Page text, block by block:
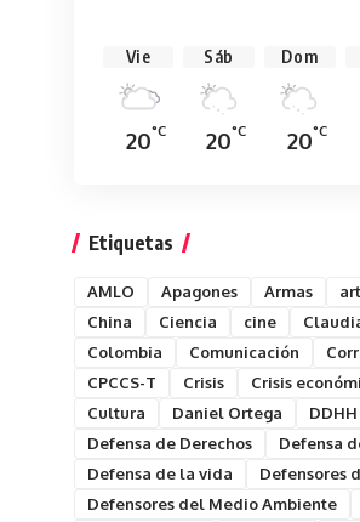
Vie
20°C
Sáb
20°C
Dom
20°C
Etiquetas
AMLO Apagones Armas
China
Ciencia cine
Colombia
Comunicación
CPCCS-T
Crisis Crisis
Cultura
Daniel Ortega DDHH
Defensa de Derechos
Defensa
Defensa de la vida
Defensores
Defensores del Medio Ambiente